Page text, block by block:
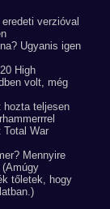
verzióval
Ugyanis igen
High
volt, még
hozta teljesen
War
Mennyire
tőletek, hogy